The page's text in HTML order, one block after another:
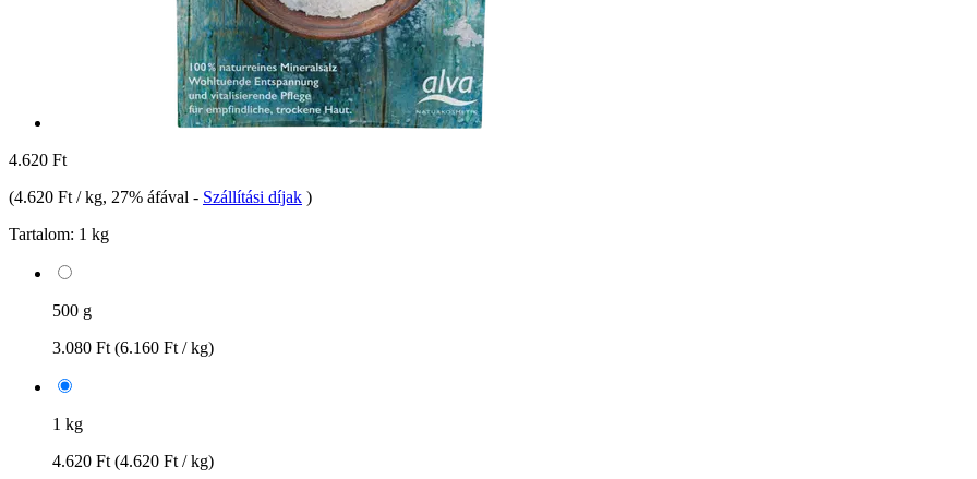
4.620 Ft
(4.620 Ft / kg, 27% áfával - Szállítási díjak )
Tartalom: 1 kg
500 g
3.080 Ft (6.160 Ft / kg)
1 kg
4.620 Ft (4.620 Ft / kg)